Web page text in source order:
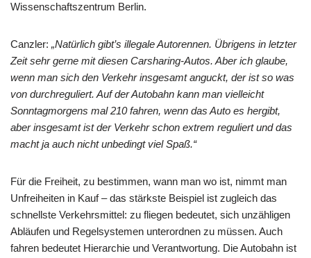
Wissenschaftszentrum Berlin.
Canzler: „Natürlich gibt’s illegale Autorennen. Übrigens in letzter
Zeit sehr gerne mit diesen Carsharing-Autos. Aber ich glaube,
wenn man sich den Verkehr insgesamt anguckt, der ist so was
von durchreguliert. Auf der Autobahn kann man vielleicht
Sonntagmorgens mal 210 fahren, wenn das Auto es hergibt,
aber insgesamt ist der Verkehr schon extrem reguliert und das
macht ja auch nicht unbedingt viel Spaß.“
Für die Freiheit, zu bestimmen, wann man wo ist, nimmt man
Unfreiheiten in Kauf – das stärkste Beispiel ist zugleich das
schnellste Verkehrsmittel: zu fliegen bedeutet, sich unzähligen
Abläufen und Regelsystemen unterordnen zu müssen. Auch
fahren bedeutet Hierarchie und Verantwortung. Die Autobahn ist